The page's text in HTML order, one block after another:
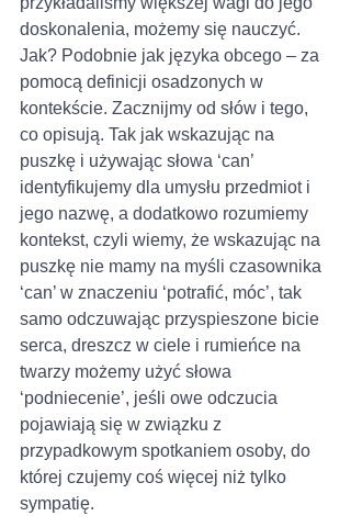
doskonalenia, możemy się nauczyć.
Jak? Podobnie jak języka obcego – za
pomocą definicji osadzonych w
kontekście. Zacznijmy od słów i tego,
co opisują. Tak jak wskazując na
puszkę i używając słowa ‘can’
identyfikujemy dla umysłu przedmiot i
jego nazwę, a dodatkowo rozumiemy
kontekst, czyli wiemy, że wskazując na
puszkę nie mamy na myśli czasownika
‘can’ w znaczeniu ‘potrafić, móc’, tak
samo odczuwając przyspieszone bicie
serca, dreszcz w ciele i rumieńce na
twarzy możemy użyć słowa
‘podniecenie’, jeśli owe odczucia
pojawiają się w związku z
przypadkowym spotkaniem osoby, do
której czujemy coś więcej niż tylko
sympatię.